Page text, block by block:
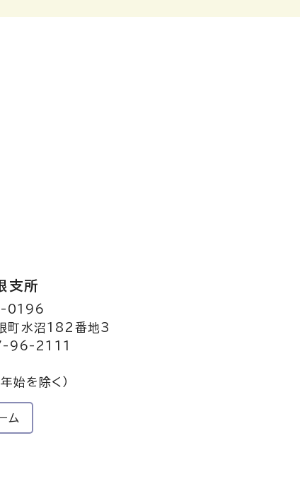
支所
0196
町水沼182番地3
96-2111
始を除く）
ム